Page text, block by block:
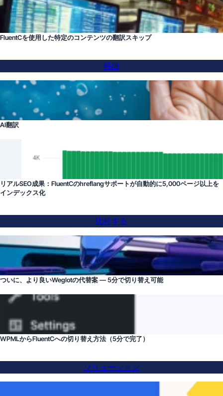
FluentCを使用した特定のコンテンツの翻訳スキップ
特徴
AI翻訳
リアルSEO成果：FluentCのhreflangサポートが自動的に5,000ページ以上を
インデックス化
比較する
ついに、より良いWeglotの代替案 — 5分で切り替え可能
WPMLからFluentCへの切り替え方法（5分で完了）
ソリューション